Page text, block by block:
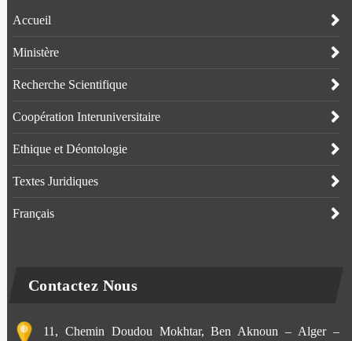
Accueil
Ministère
Recherche Scientifique
Coopération Interuniversitaire
Ethique et Déontologie
Textes Juridiques
Français
Contactez Nous
11, Chemin Doudou Mokhtar, Ben Aknoun – Alger –